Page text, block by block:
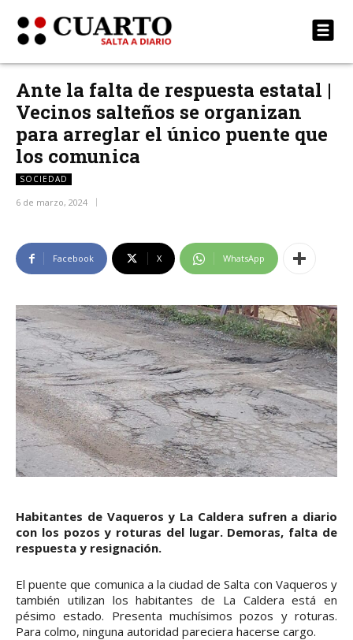
Ante la falta de respuesta estatal |
Vecinos salteños se organizan
para arreglar el único puente que
los comunica
SOCIEDAD
6 de marzo, 2024
Facebook X WhatsApp
Habitantes de Vaqueros y La Caldera sufren a diario
con los pozos y roturas del lugar. Demoras, falta de
respuesta y resignación.
El puente que comunica a la ciudad de Salta con Vaqueros y
también utilizan los habitantes de La Caldera está en
pésimo estado. Presenta muchísimos pozos y roturas.
Para colmo, ninguna autoridad pareciera hacerse cargo.